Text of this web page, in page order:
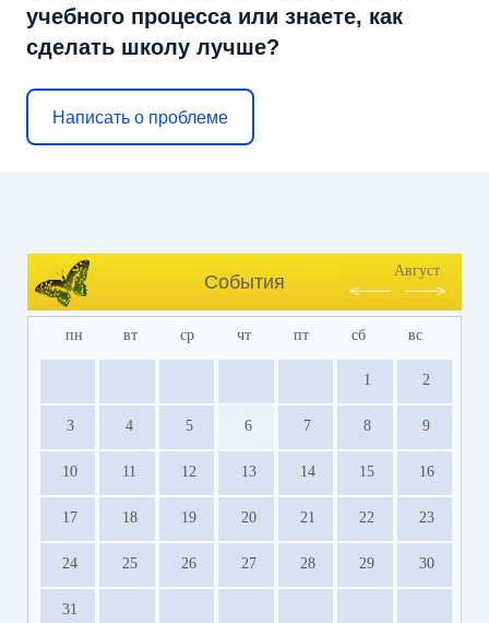
учебного процесса или знаете, как
сделать школу лучше?
Написать о проблеме
События
Август
пн вт ср чт пт сб вс
1 2
3 4 5 6 7 8 9
10 11 12 13 14 15 16
17 18 19 20 21 22 23
24 25 26 27 28 29 30
31